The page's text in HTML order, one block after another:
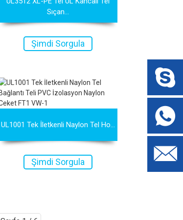
Sıçan...
Şimdi Sorgula
UL1001 Tek İletkenli Naylon Tel Ho...
Şimdi Sorgula